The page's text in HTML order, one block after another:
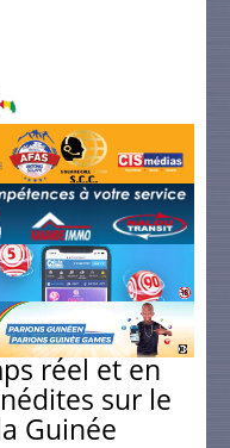
réel et en
sur le
Guinée